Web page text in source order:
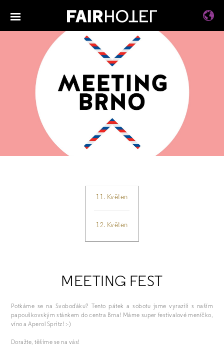
11. Květen
12. Květen
MEETING FEST
Potkáme se na Svoboďáku? Tento pátek a sobotu jsme vyrazili s naším
papouškovským stánkem do centra Brna! Máme super festivalové meníčko,
víno a Aperol Spritz! :-)
Doražte, těšíme se na vás!